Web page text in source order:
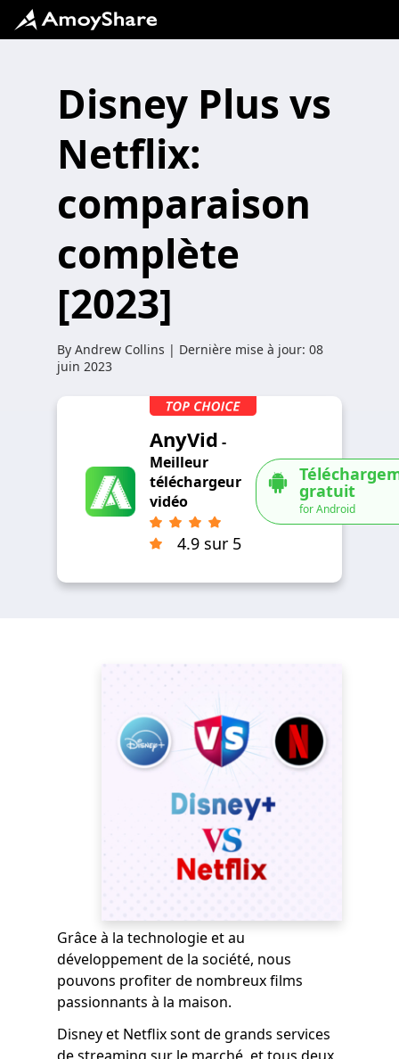
Disney Plus vs
Netflix:
comparaison
complète
[2023]
By Andrew Collins | Dernière mise à jour: 08
juin 2023
AnyVid -
Meilleur
téléchargeur
vidéo
4.9 sur 5
gratuit
for Android
Grâce à la technologie et au
développement de la société, nous
pouvons profiter de nombreux films
passionnants à la maison.
Disney et Netflix sont de grands services